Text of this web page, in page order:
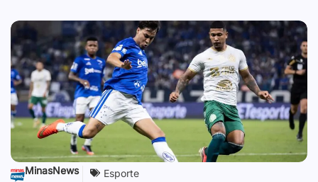
MinasNews Esporte